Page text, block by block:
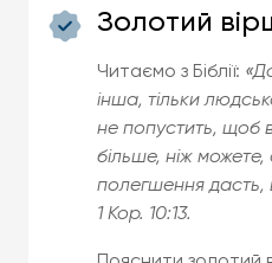
Золотий
Читаємо з Біблії:
інша, тільки
не попустить, щоб
більше, ніж
полегшення дасть,
1 Кор. 10:13.